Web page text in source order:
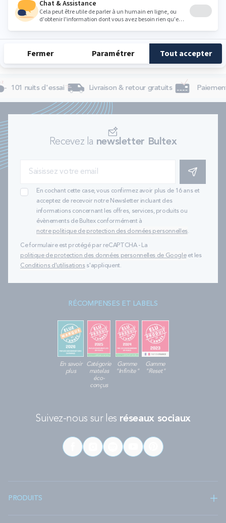
Dimanche
101 nuits d'essai Livraison & retour gratuits
Recevez la newsletter Bultex
S'INSCRIRE
En cochant cette case, vous confirmez avoir plus de 16 ans et
acceptez de recevoir notre Newsletter incluant des
informations concernant les offres, services, produits ou
évènements de Bultex conformément à
notre politique de protection des données personnelles.
Ce formulaire est protégé par reCAPTCHA - La
politique de protection des données personnelles de Googleet les
Conditions d'utilisationss'appliquent.
RÉCOMPENSES ET LABELS
En savoir
plus
Catégorie
matelas
éco-
conçus
Gamme
"Infinite"
Gamme
"Reset"
Suivez-nous sur les réseaux sociaux
PRODUITS